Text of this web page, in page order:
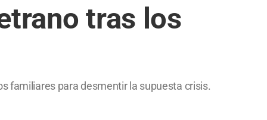
tras los
familiares para desmentir la supuesta crisis.